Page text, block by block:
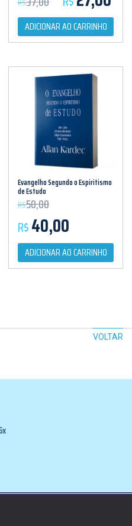
R$
ADICIONAR AO CARRINHO
atual é: R$15,00.
Evangelho Segundo o Espiritismo
de Estudo
R$50,00
R$40,00
ADICIONAR AO CARRINHO
VOLTAR